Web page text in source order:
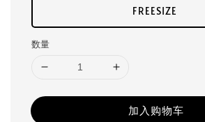
FREESIZE
数量
加入购物车